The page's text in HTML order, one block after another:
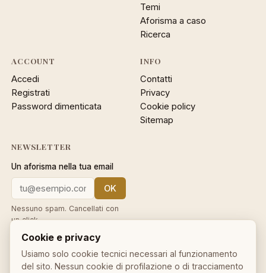
Temi
Aforisma a caso
Ricerca
ACCOUNT
Accedi
Registrati
Password dimenticata
INFO
Contatti
Privacy
Cookie policy
Sitemap
NEWSLETTER
Un aforisma nella tua email
OK
Nessuno spam. Cancellati con
un click.
Cookie e privacy
Usiamo solo cookie tecnici necessari al funzionamento
del sito. Nessun cookie di profilazione o di tracciamento